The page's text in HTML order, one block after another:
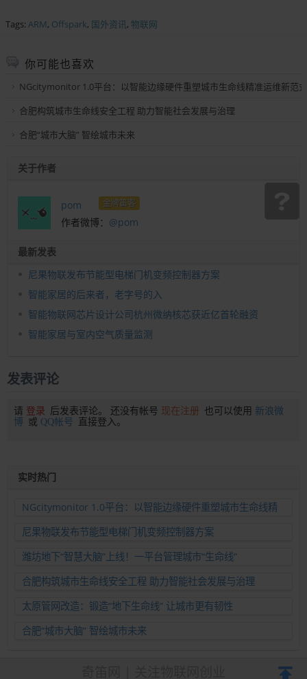
Tags: ARM, Offspark, 国外资讯, 物联网
你可能也喜欢
NGcitymonitor 1.0平台：以智能边缘硬件重塑城市生命线精准运维新范式
合肥构筑城市生命线安全工程 助力智能社会发展与治理
合肥“城市大脑” 智绘城市未来
关于作者
pom 金牌笛客
作者微博： @pom
最新发表
尼果物联发布节能型电梯门机变频控制器方案
智能家居的后来者，老字号的入
智能物联网芯片设计公司杭州微纳核芯获近亿首轮融资
智能家居与室内空气质量监测
发表评论
请 登录 后发表评论。 还没有帐号 现在注册 也可以使用 新浪微
博 或 QQ帐号 直接登入。
实时热门
NGcitymonitor 1.0平台：以智能边缘硬件重塑城市生命线精
准运维新范式
尼果物联发布节能型电梯门机变频控制器方案
潍坊地下“智慧大脑”上线！一平台管理城市“生命线”
合肥构筑城市生命线安全工程 助力智能社会发展与治理
太原管网改造：锻造“地下生命线” 让城市更有韧性
合肥“城市大脑” 智绘城市未来